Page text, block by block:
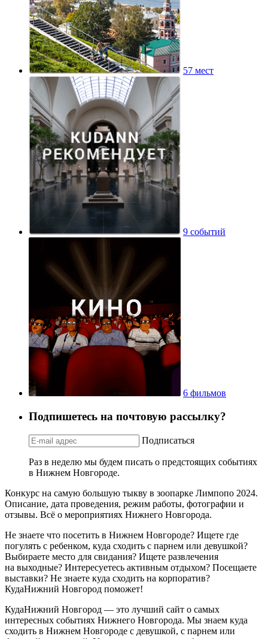
57 мест
9 событий
6 фильмов
Подпишетесь на почтовую рассылку?
Подписаться
Раз в неделю мы будем писать о предстоящих событиях
в Нижнем Новгороде.
Конкурс на самую большую тыкву в зоопарке Лимпопо 2024.
Описание, дата проведения, режим работы, фотографии и
отзывы. Всё о мероприятиях Нижнего Новгорода.
Не знаете что посетить в Нижнем Новгороде? Ищете где
погулять с ребенком, куда сходить с парнем или девушкой?
Выбираете место для свидания? Ищете развлечения
на выходные? Интересуетесь активным отдыхом? Посещаете
выставки? Не знаете куда сходить на корпоратив?
КудаНижний Новгород поможет!
КудаНижний Новгород — это лучший сайт о самых
интересных событиях Нижнего Новгорода. Мы знаем куда
сходить в Нижнем Новгороде с девушкой, с парнем или